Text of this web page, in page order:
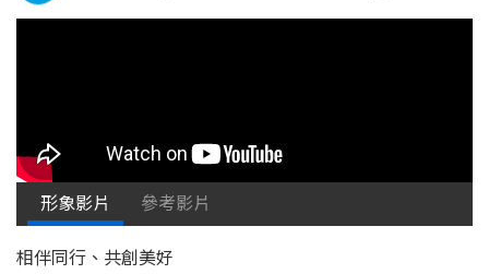
形象影片 參考影片
相伴同行、共創美好